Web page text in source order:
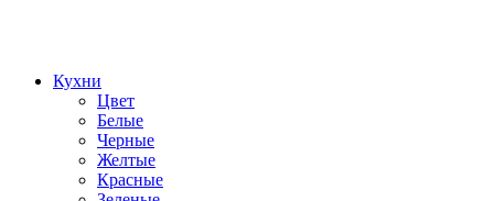
Кухни
Цвет
Белые
Черные
Желтые
Красные